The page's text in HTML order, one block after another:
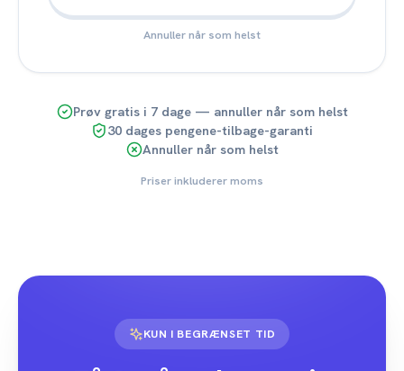
Annuller når som helst
Prøv gratis i 7 dage — annuller når som helst
30 dages pengene-tilbage-garanti
Annuller når som helst
Priser inkluderer moms
KUN I BEGRÆNSET TID